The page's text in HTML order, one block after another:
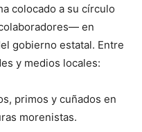
colocado a su círculo
en
gobierno estatal. Entre
y medios locales:
primos y cuñados en
morenistas.